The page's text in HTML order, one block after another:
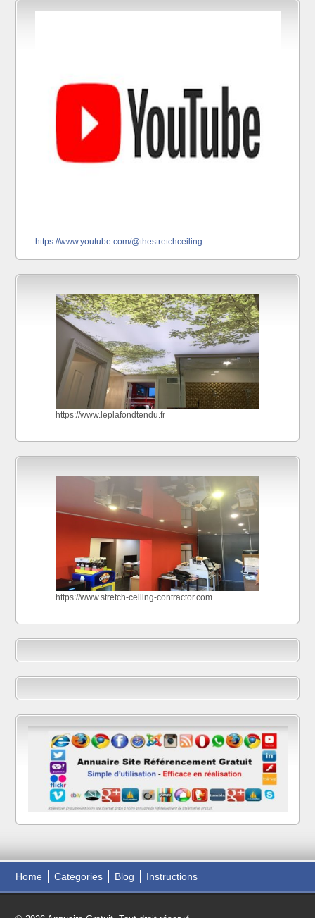
https://www.youtube.com/@thestretchceiling
https://www.leplafondtendu.fr
https://www.stretch-ceiling-contractor.com
Home Categories Blog Instructions